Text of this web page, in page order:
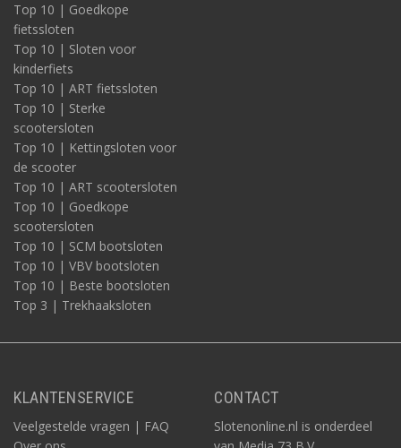
Top 10 | Goedkope
fietssloten
Top 10 | Sloten voor
kinderfiets
Top 10 | ART fietssloten
Top 10 | Sterke
scootersloten
Top 10 | Kettingsloten voor
de scooter
Top 10 | ART scootersloten
Top 10 | Goedkope
scootersloten
Top 10 | SCM bootsloten
Top 10 | VBV bootsloten
Top 10 | Beste bootsloten
Top 3 | Trekhaaksloten
KLANTENSERVICE
Veelgestelde vragen | FAQ
CONTACT
Slotenonline.nl is onderdeel